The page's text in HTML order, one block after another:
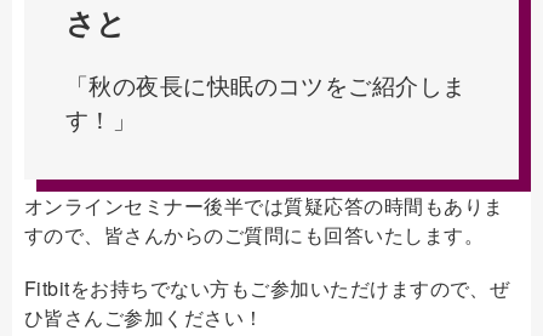
さと
「秋の夜長に快眠のコツをご紹介しま
す！」
オンラインセミナー後半では質疑応答の時間もありま
すので、皆さんからのご質問にも回答いたします。
Fitbitをお持ちでない方もご参加いただけますので、ぜ
ひ皆さんご参加ください！